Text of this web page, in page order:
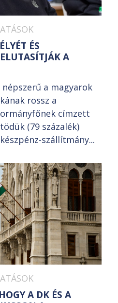
ÉS
A
a magyarok
rossz a
címzett
(79 százalék)
szállítmány...
A DK ÉS A